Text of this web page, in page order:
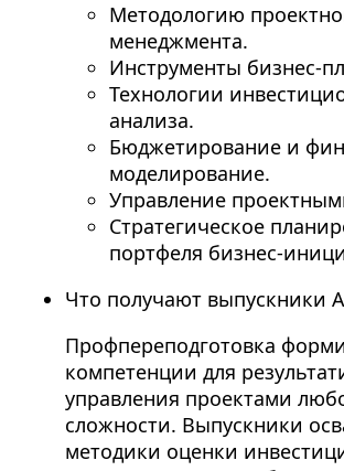
Методологию
менеджмента.
Инструменты бизнес-
Технологии
анализа.
Бюджетирование и
моделирование.
Управление
Стратегическое
портфеля бизнес-
Что получают выпускники
Профпереподготовка
компетенции для
управления проектами
сложности. Выпускники
методики оценки